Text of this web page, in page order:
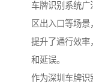
车牌识别系统
区出入口等场
提升了通行效率
和延误。
作为深圳车牌识